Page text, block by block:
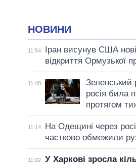
НОВИНИ
11:54
Іран висунув США
відкриття Ормузької
11:48
Зеленський
росія била
протягом
11:14
На Одещині через
частково обмежили
11:02
У Харкові зросла